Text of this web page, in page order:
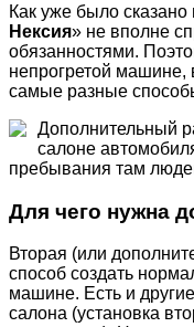
Как уже было
Нексия» не вполне
обязанностями.
непрогретой
самые разные
Дополнительный
салоне
пребывания там
Для чего нужна
Вторая (или
способ создать
машине. Есть и
салона (установка